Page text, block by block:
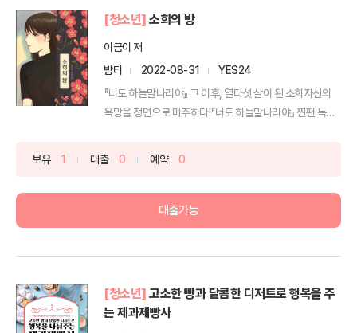
[청소년] 소희의 방
이금이 저
밤티
2022-08-31
YES24
『너도 하늘말나리야』 그 이후, 열다섯 살이 된 소희자신의
욕망을 정면으로 마주하다!『너도 하늘말나리야』 찐팬 독자
보유 1 대출 0 예약 0
대출가능
[청소년] 고소한 빵과 달콤한 디저트로 행복을 주
는 제과제빵사